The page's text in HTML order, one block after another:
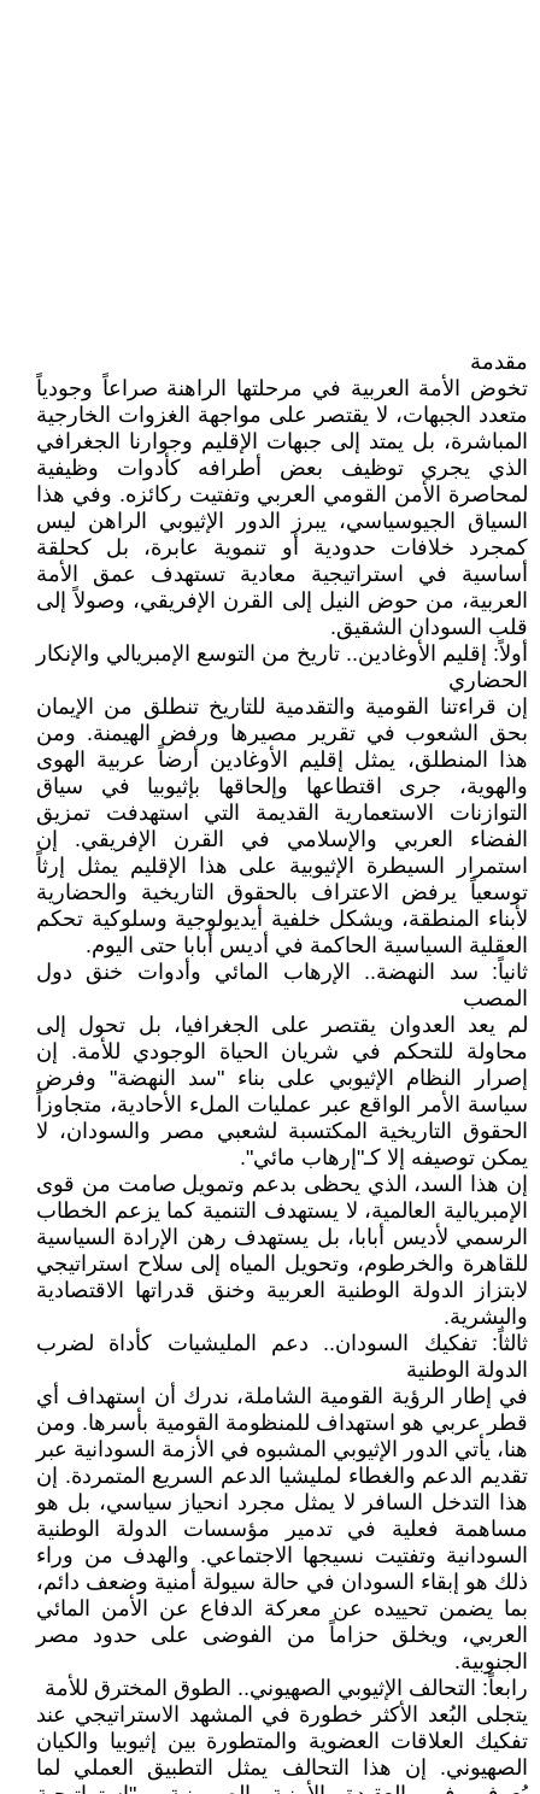
مقدمة
​تخوض الأمة العربية في مرحلتها الراهنة صراعاً وجودياً
متعدد الجبهات، لا يقتصر على مواجهة الغزوات الخارجية
المباشرة، بل يمتد إلى جبهات الإقليم وجوارنا الجغرافي
الذي يجري توظيف بعض أطرافه كأدوات وظيفية
لمحاصرة الأمن القومي العربي وتفتيت ركائزه. وفي هذا
السياق الجيوسياسي، يبرز الدور الإثيوبي الراهن ليس
كمجرد خلافات حدودية أو تنموية عابرة، بل كحلقة
أساسية في استراتيجية معادية تستهدف عمق الأمة
العربية، من حوض النيل إلى القرن الإفريقي، وصولاً إلى
قلب السودان الشقيق.
​أولاً: إقليم الأوغادين.. تاريخ من التوسع الإمبريالي والإنكار
الحضاري
​إن قراءتنا القومية والتقدمية للتاريخ تنطلق من الإيمان
بحق الشعوب في تقرير مصيرها ورفض الهيمنة. ومن
هذا المنطلق، يمثل إقليم الأوغادين أرضاً عربية الهوى
والهوية، جرى اقتطاعها وإلحاقها بإثيوبيا في سياق
التوازنات الاستعمارية القديمة التي استهدفت تمزيق
الفضاء العربي والإسلامي في القرن الإفريقي. إن
استمرار السيطرة الإثيوبية على هذا الإقليم يمثل إرثاً
توسعياً يرفض الاعتراف بالحقوق التاريخية والحضارية
لأبناء المنطقة، ويشكل خلفية أيديولوجية وسلوكية تحكم
العقلية السياسية الحاكمة في أديس أبابا حتى اليوم.
​ثانياً: سد النهضة.. الإرهاب المائي وأدوات خنق دول
المصب
​لم يعد العدوان يقتصر على الجغرافيا، بل تحول إلى
محاولة للتحكم في شريان الحياة الوجودي للأمة. إن
إصرار النظام الإثيوبي على بناء "سد النهضة" وفرض
سياسة الأمر الواقع عبر عمليات الملء الأحادية، متجاوزاً
الحقوق التاريخية المكتسبة لشعبي مصر والسودان، لا
يمكن توصيفه إلا كـ"إرهاب مائي".
إن هذا السد، الذي يحظى بدعم وتمويل صامت من قوى
الإمبريالية العالمية، لا يستهدف التنمية كما يزعم الخطاب
الرسمي لأديس أبابا، بل يستهدف رهن الإرادة السياسية
للقاهرة والخرطوم، وتحويل المياه إلى سلاح استراتيجي
لابتزاز الدولة الوطنية العربية وخنق قدراتها الاقتصادية
والبشرية.
​ثالثاً: تفكيك السودان.. دعم المليشيات كأداة لضرب
الدولة الوطنية
​في إطار الرؤية القومية الشاملة، ندرك أن استهداف أي
قطر عربي هو استهداف للمنظومة القومية بأسرها. ومن
هنا، يأتي الدور الإثيوبي المشبوه في الأزمة السودانية عبر
تقديم الدعم والغطاء لمليشيا الدعم السريع المتمردة. إن
هذا التدخل السافر لا يمثل مجرد انحياز سياسي، بل هو
مساهمة فعلية في تدمير مؤسسات الدولة الوطنية
السودانية وتفتيت نسيجها الاجتماعي. والهدف من وراء
ذلك هو إبقاء السودان في حالة سيولة أمنية وضعف دائم،
بما يضمن تحييده عن معركة الدفاع عن الأمن المائي
العربي، ويخلق حزاماً من الفوضى على حدود مصر
الجنوبية.
​رابعاً: التحالف الإثيوبي الصهيوني.. الطوق المخترق للأمة
​يتجلى البُعد الأكثر خطورة في المشهد الاستراتيجي عند
تفكيك العلاقات العضوية والمتطورة بين إثيوبيا والكيان
الصهيوني. إن هذا التحالف يمثل التطبيق العملي لما